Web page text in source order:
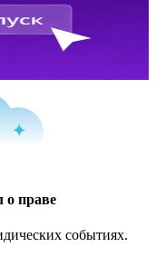
праве
событиях.